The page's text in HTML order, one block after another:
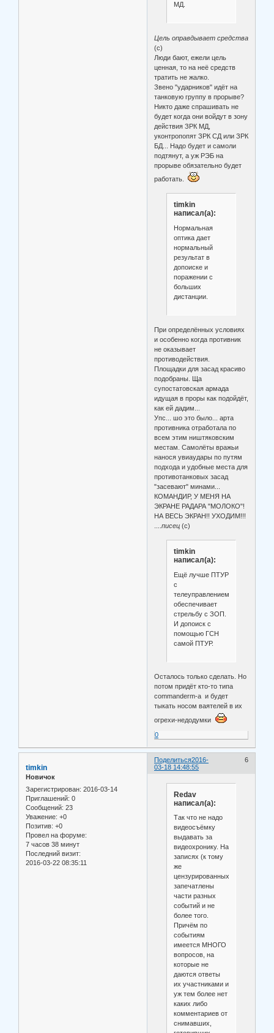
МД.
Цель оправдывает средства
(с)
Люди бают, ежели цель
ценная, то на неё средств
тратить не жалко.
Звено "ударников" идёт на
танковую группу в прорыве?
Никто даже спрашивать не
будет когда они войдут в зону
действия ЗРК МД,
уконтропопят ЗРК СД или ЗРК
БД... Надо будет и самоли
подтянут, а уж РЭБ на
прорыве обязательно будет
работать.
timkin
написал(а):
Нормальная
оптика дает
нормальный
результат в
допоиске и
поражении с
больших
дистанции.
При определённых условиях
и особенно когда противник
не оказывает
противодействия.
Площадки для засад красиво
подобраны. Ща
супостатовская армада
идущая в проры как подойдёт,
как ей дадим...
Упс... шо это было... арта
противника отработала по
всем этим ништяковским
местам. Самолёты вражьи
нанося увиаудары по путям
подхода и удобные места для
противотанковых засад
"засевают" минами...
КОМАНДИР, У МЕНЯ НА
ЭКРАНЕ РАДАРА "МОЛОКО"!
НА ВЕСЬ ЭКРАН!! УХОДИМ!!!
....писец(с)
timkin
написал(а):
Ещё лучше ПТУР
с
телеуправлением,
обеспечивает
стрельбу с ЗОП.
И допоиск с
помощью ГСН
самой ПТУР.
Осталось только сделать. Но
потом придёт кто-то типа
commanderm-а и будет
тыкать носом ваятелей в их
огрехи-недодумки
0
Поделиться 6
2016-
03-18 14:48:55
timkin
Новичок
Зарегистрирован: 2016-03-14
Приглашений: 0
Сообщений: 23
Уважение: +0
Позитив: +0
Провел на форуме:
7 часов 38 минут
Последний визит:
2016-03-22 08:35:11
Redav
написал(а):
Так что не надо
видеосъёмку
выдавать за
видеохронику. На
записях (к тому
же
цензурированных)
запечатлены
части разных
событий и не
более того.
Причём по
событиям
имеется МНОГО
вопросов, на
которые не
даются ответы
их участниками и
уж тем более нет
каких либо
комментариев от
снимавших,